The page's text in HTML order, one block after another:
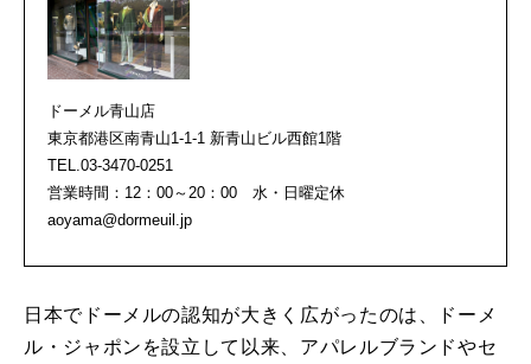
ドーメル青山店
東京都港区南青山1-1-1 新青山ビル西館1階
TEL.03-3470-0251
営業時間：12：00～20：00 水・日曜定休
aoyama@dormeuil.jp
日本でドーメルの認知が大きく広がったのは、ドーメ
ル・ジャポンを設立して以来、アパレルブランドやセ